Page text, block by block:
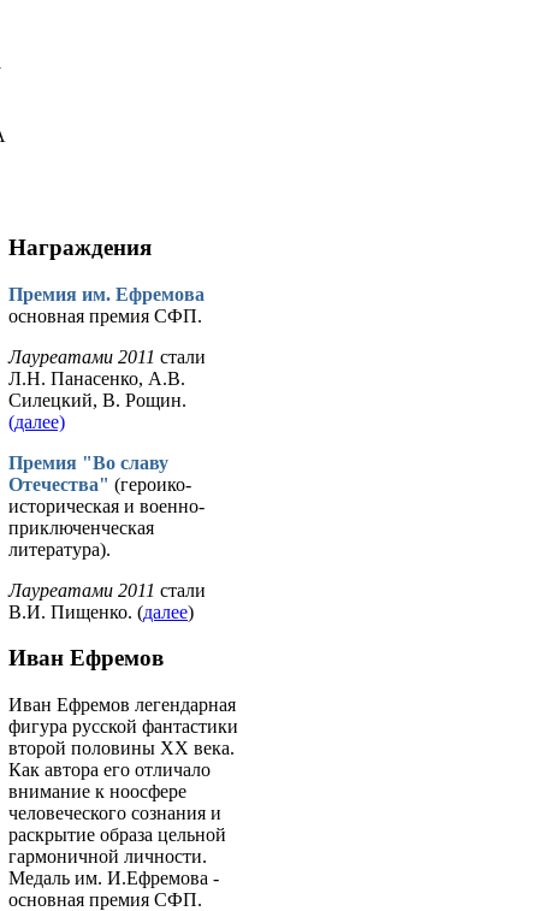
Награждения
Премия им. Ефремова
основная премия СФП.
Лауреатами 2011 стали
Л.Н. Панасенко, А.В.
Силецкий, В. Рощин.
(далее)
Премия "Во славу
Отечества" (героико-
историческая и военно-
приключенческая
литература).
Лауреатами 2011 стали
В.И. Пищенко. (далее)
Иван Ефремов
Иван Ефремов легендарная
фигура русской фантастики
второй половины ХХ века.
Как автора его отличало
внимание к ноосфере
человеческого сознания и
раскрытие образа цельной
гармоничной личности.
Медаль им. И.Ефремова -
основная премия СФП.